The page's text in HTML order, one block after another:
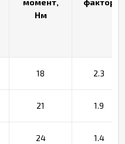
момент,
Нм
фактор
18 2.3
21 1.9
24 1.4
момент,
Нм
фактор